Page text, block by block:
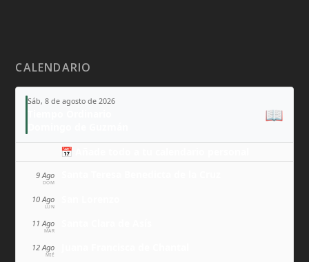
CALENDARIO
Sáb, 8 de agosto de 2026
📖
📅 Añade todo a tu calendario personal
9 Ago
DOM
10 Ago
LUN
11 Ago
MAR
12 Ago
MIÉ